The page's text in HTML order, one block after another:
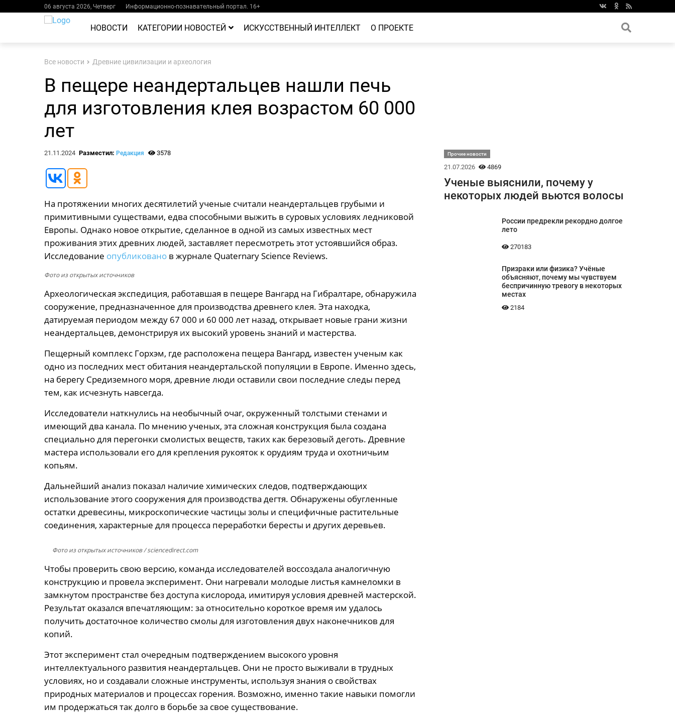
06 августа 2026, Четверг Информационно-познавательный портал. 16+
НОВОСТИ КАТЕГОРИИ НОВОСТЕЙ ИСКУССТВЕННЫЙ ИНТЕЛЛЕКТ О ПРОЕКТЕ
Все новости Древние цивилизации и археология
В пещере неандертальцев нашли печь
для изготовления клея возрастом 60 000
лет
21.11.2024 Разместил: Редакция 3578
На протяжении многих десятилетий ученые считали неандертальцев грубыми и
примитивными существами, едва способными выжить в суровых условиях ледниковой
Европы. Однако новое открытие, сделанное в одной из самых известных мест
проживания этих древних людей, заставляет пересмотреть этот устоявшийся образ.
Исследование опубликованов журнале Quaternary Science Reviews.
Фото из открытых источников
Археологическая экспедиция, работавшая в пещере Вангард на Гибралтаре, обнаружила
сооружение, предназначенное для производства древнего клея. Эта находка,
датируемая периодом между 67 000 и 60 000 лет назад, открывает новые грани жизни
неандертальцев, демонстрируя их высокий уровень знаний и мастерства.
Пещерный комплекс Горхэм, где расположена пещера Вангард, известен ученым как
одно из последних мест обитания неандертальской популяции в Европе. Именно здесь,
на берегу Средиземного моря, древние люди оставили свои последние следы перед
тем, как исчезнуть навсегда.
Исследователи наткнулись на необычный очаг, окруженный толстыми стенами и
имеющий два канала. По мнению ученых, эта сложная конструкция была создана
специально для перегонки смолистых веществ, таких как березовый деготь. Древние
мастера использовали его для крепления рукояток к орудиям труда и охотничьим
копьям.
Дальнейший анализ показал наличие химических следов, подтверждающих
использование этого сооружения для производства дегтя. Обнаружены обугленные
остатки древесины, микроскопические частицы золы и специфичные растительные
соединения, характерные для процесса переработки бересты и других деревьев.
Фото из открытых источников/ sciencedirect.com
Чтобы проверить свою версию, команда исследователей воссоздала аналогичную
конструкцию и провела эксперимент. Они нагревали молодые листья камнеломки в
замкнутом пространстве без доступа кислорода, имитируя условия древней мастерской.
Результат оказался впечатляющим: за относительно короткое время им удалось
получить достаточное количество смолы для изготовления двух наконечников для
копий.
Этот эксперимент стал очередным подтверждением высокого уровня
интеллектуального развития неандертальцев. Они не просто выживали в трудных
условиях, но и создавали сложные инструменты, используя знания о свойствах
природных материалов и процессах горения. Возможно, именно такие навыки помогли
им продержаться так долго в борьбе за свое существование.
Прочие новости
21.07.2026 4869
Ученые выяснили, почему у
некоторых людей вьются волосы
России предрекли рекордно долгое
лето
270183
Призраки или физика? Учёные
объясняют, почему мы чувствуем
беспричинную тревогу в некоторых
местах
2184